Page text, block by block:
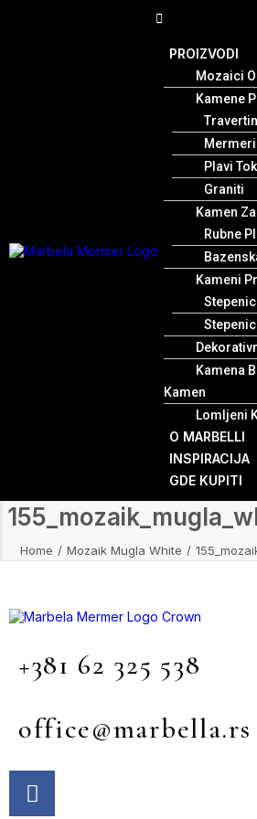
PROIZVODI
Mozaici
Kamene
Mermeri
Plavi Tok
Graniti
Kamen
Rubne
Kameni
Kamena
Kamen
Lomljeni
O MARBELLI
INSPIRACIJA
GDE KUPITI
Home Mozaik Mugla White
+381 62 325 538
office@marbella.rs